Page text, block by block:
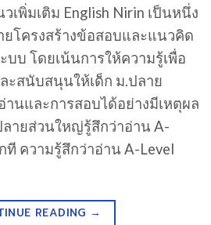
เพิ่มเติม English Nirin เป็นหนึ่ง
โครงสร้างข้อสอบและแนวคิด
บบ โดยเน้นการให้ความรู้เพื่อ
ะสนับสนุนให้เด็ก ม.ปลาย
านและการสอบได้อย่างมีเหตุผล
ายส่วนใหญ่รู้สึกว่าอ่าน A-
ที ความรู้สึกว่าอ่าน A-Level
READING →